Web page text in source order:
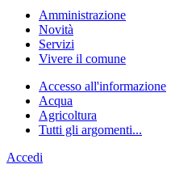
Amministrazione
Novità
Servizi
Vivere il comune
Accesso all'informazione
Acqua
Agricoltura
Tutti gli argomenti...
Accedi